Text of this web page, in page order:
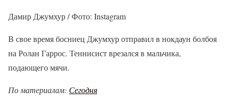
Дамир Джумхур / Фото: Instagram
В свое время босниец Джумхур отправил в нокдаун болбоя
на Ролан Гаррос. Теннисист врезался в мальчика,
подающего мячи.
По материалам: Сегодня